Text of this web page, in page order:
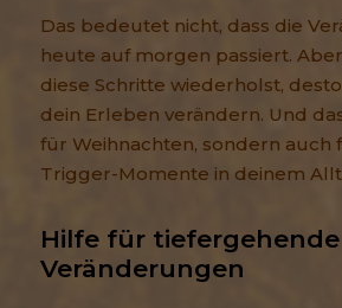
Das bedeutet nicht, dass die
heute auf morgen passiert.
diese Schritte wiederholst,
dein Erleben verändern. Und
für Weihnachten, sondern auch
Trigger-Momente in deinem
Hilfe für tiefergehende
Veränderungen